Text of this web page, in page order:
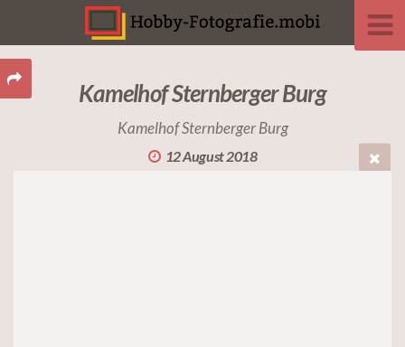
Kamelhof Sternberger Burg
Kamelhof Sternberger Burg
12 August 2018